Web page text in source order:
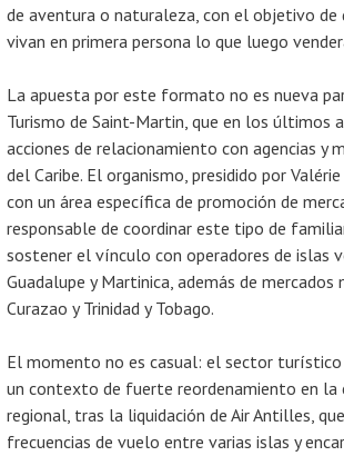
de aventura o naturaleza, con el objetivo de
vivan en primera persona lo que luego
La apuesta por este formato no es nueva
Turismo de Saint-Martin, que en los últimos
acciones de relacionamiento con agencias y
del Caribe. El organismo, presidido por
con un área específica de promoción de
responsable de coordinar este tipo de
sostener el vínculo con operadores de islas
Guadalupe y Martinica, además de
Curazao y Trinidad y Tobago.
El momento no es casual: el sector
un contexto de fuerte reordenamiento en la
regional, tras la liquidación de Air Antilles,
frecuencias de vuelo entre varias islas y